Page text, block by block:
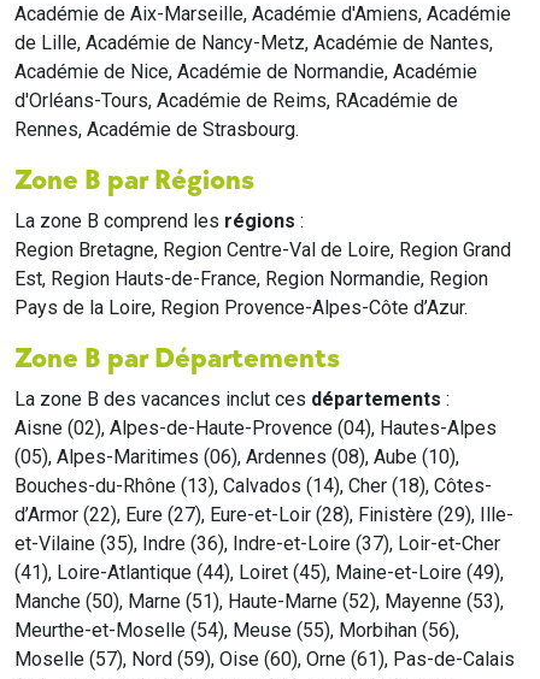
Académie de Aix-Marseille, Académie d'Amiens, Académie
de Lille, Académie de Nancy-Metz, Académie de Nantes,
Académie de Nice, Académie de Normandie, Académie
d'Orléans-Tours, Académie de Reims, RAcadémie de
Rennes, Académie de Strasbourg.
Zone B par Régions
La zone B comprend les régions :
Region Bretagne, Region Centre-Val de Loire, Region Grand
Est, Region Hauts-de-France, Region Normandie, Region
Pays de la Loire, Region Provence-Alpes-Côte d’Azur.
Zone B par Départements
La zone B des vacances inclut ces départements :
Aisne (02), Alpes-de-Haute-Provence (04), Hautes-Alpes
(05), Alpes-Maritimes (06), Ardennes (08), Aube (10),
Bouches-du-Rhône (13), Calvados (14), Cher (18), Côtes-
d’Armor (22), Eure (27), Eure-et-Loir (28), Finistère (29), Ille-
et-Vilaine (35), Indre (36), Indre-et-Loire (37), Loir-et-Cher
(41), Loire-Atlantique (44), Loiret (45), Maine-et-Loire (49),
Manche (50), Marne (51), Haute-Marne (52), Mayenne (53),
Meurthe-et-Moselle (54), Meuse (55), Morbihan (56),
Moselle (57), Nord (59), Oise (60), Orne (61), Pas-de-Calais